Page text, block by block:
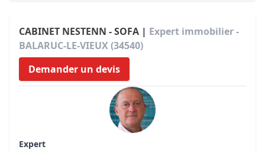
CABINET NESTENN - SOFA | Expert immobilier -
BALARUC-LE-VIEUX (34540)
Demander un devis
Expert